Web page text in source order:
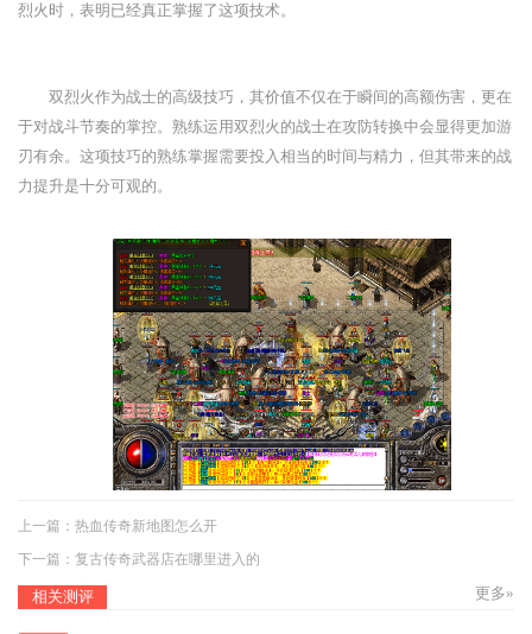
烈火时，表明已经真正掌握了这项技术。
双烈火作为战士的高级技巧，其价值不仅在于瞬间的高额伤害，更在
于对战斗节奏的掌控。熟练运用双烈火的战士在攻防转换中会显得更加游
刃有余。这项技巧的熟练掌握需要投入相当的时间与精力，但其带来的战
力提升是十分可观的。
上一篇： 热血传奇新地图怎么开
下一篇： 复古传奇武器店在哪里进入的
相关测评 更多»